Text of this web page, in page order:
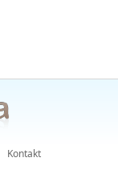
Kontakt